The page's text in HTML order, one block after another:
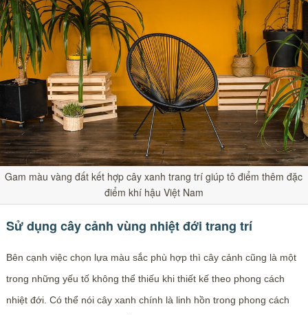
Gam màu vàng đất kết hợp cây xanh trang trí giúp tô điểm thêm đặc
điểm khí hậu Việt Nam
Sử dụng cây cảnh vùng nhiệt đới trang trí
Bên cạnh việc chọn lựa màu sắc phù hợp thì cây cảnh cũng là một
trong những yếu tố không thể thiếu khi thiết kế theo phong cách
nhiệt đới. Có thể nói cây xanh chính là linh hồn trong phong cách